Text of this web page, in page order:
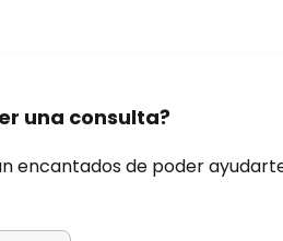
una consulta?
encantados de poder